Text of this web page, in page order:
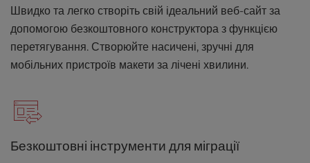
Швидко та легко створіть свій ідеальний веб-сайт за
допомогою безкоштовного конструктора з функцією
перетягування. Створюйте насичені, зручні для
мобільних пристроїв макети за лічені хвилини.
Безкоштовні інструменти для міграції